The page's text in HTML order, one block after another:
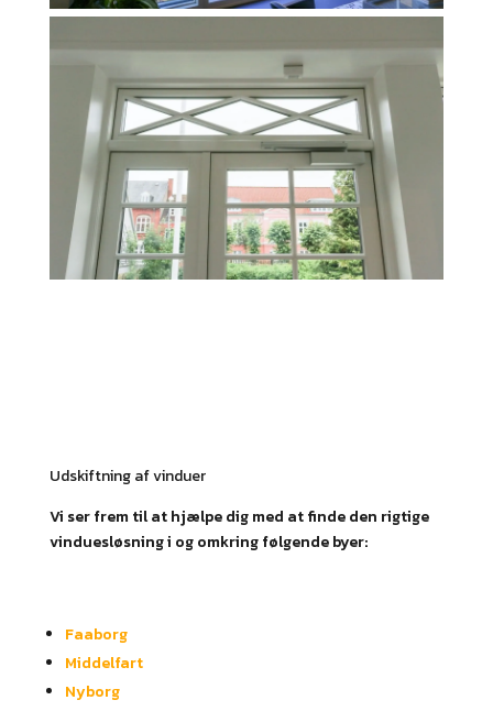
Udskiftning af vinduer
Vi ser frem til at hjælpe dig med at finde den rigtige
vinduesløsning i og omkring følgende byer:
Faaborg
Middelfart
Nyborg